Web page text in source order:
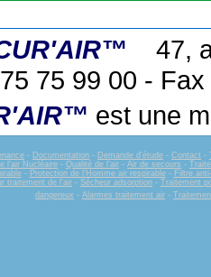
47,
75 99 00 -
est une
- Documentation - Demande d'étude - Contact -
l'air Nucléaire - Qualité de l'air - Air de secours -
- Protection de l'Homme air respirable- Filtre
traitement de l'air - Sécheur adsorption - Traitement
dangereux - Alarmes traitement air -